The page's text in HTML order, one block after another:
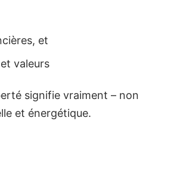
et
valeurs
signifie vraiment – non
et énergétique.